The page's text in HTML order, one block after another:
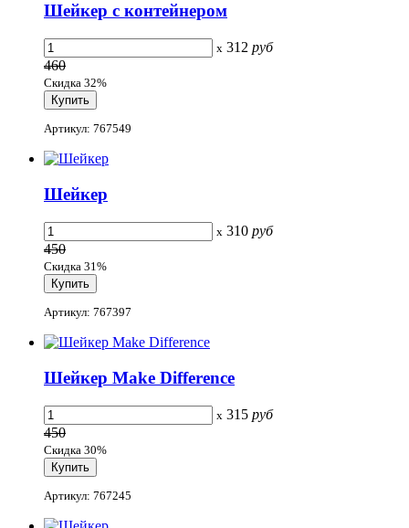
Шейкер с контейнером
x 312 руб
460
Скидка 32%
Артикул: 767549
Шейкер
x 310 руб
450
Скидка 31%
Артикул: 767397
Шейкер Make Difference
x 315 руб
450
Скидка 30%
Артикул: 767245